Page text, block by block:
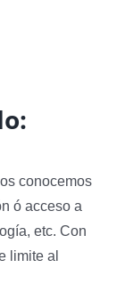
conocemos
ó acceso a
etc. Con
limite al